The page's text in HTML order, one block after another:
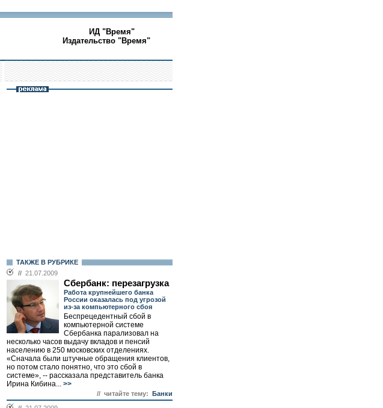
ИД "Время"
Издательство "Время"
ТАКЖЕ В РУБРИКЕ
// 21.07.2009
Сбербанк: перезагрузка
Работа крупнейшего банка
России оказалась под угрозой
из-за компьютерного сбоя
Беспрецедентный сбой в
компьютерной системе
Сбербанка парализовал на
несколько часов выдачу вкладов и пенсий
населению в 250 московских отделениях.
«Сначала были штучные обращения клиентов,
но потом стало понятно, что это сбой в
системе», -- рассказала представитель банка
Ирина Кибина... >>
// читайте тему: Банки